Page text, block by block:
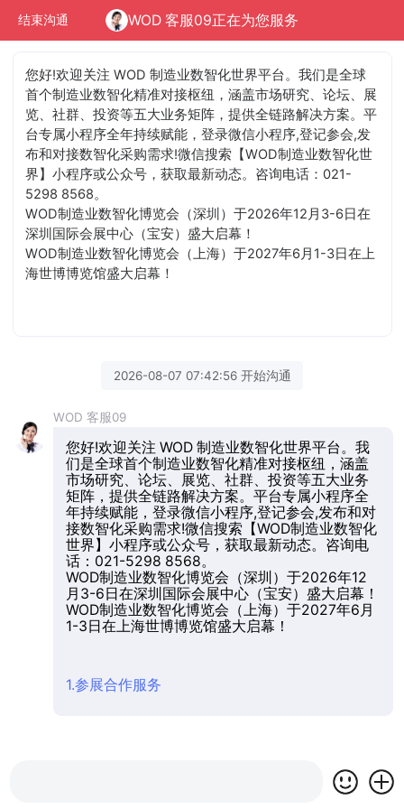
结束沟通 WOD 客服09正在为您服务
您好!欢迎关注 WOD 制造业数智化世界平台。我们是全球
首个制造业数智化精准对接枢纽，涵盖市场研究、论坛、展
览、社群、投资等五大业务矩阵，提供全链路解决方案。平
台专属小程序全年持续赋能，登录微信小程序,登记参会,发
布和对接数智化采购需求!微信搜索【WOD制造业数智化世
界】小程序或公众号，获取最新动态。咨询电话：021-
5298 8568。
WOD制造业数智化博览会（深圳）于2026年12月3-6日在
深圳国际会展中心（宝安）盛大启幕！
WOD制造业数智化博览会（上海）于2027年6月1-3日在上
海世博博览馆盛大启幕！
2026-08-07 07:42:56 开始沟通
WOD 客服09
您好!欢迎关注 WOD 制造业数智化世界平台。我
们是全球首个制造业数智化精准对接枢纽，涵盖
市场研究、论坛、展览、社群、投资等五大业务
矩阵，提供全链路解决方案。平台专属小程序全
年持续赋能，登录微信小程序,登记参会,发布和对
接数智化采购需求!微信搜索【WOD制造业数智化
世界】小程序或公众号，获取最新动态。咨询电
话：021-5298 8568。
WOD制造业数智化博览会（深圳）于2026年12
月3-6日在深圳国际会展中心（宝安）盛大启幕！
WOD制造业数智化博览会（上海）于2027年6月
1-3日在上海世博博览馆盛大启幕！
1.参展合作服务